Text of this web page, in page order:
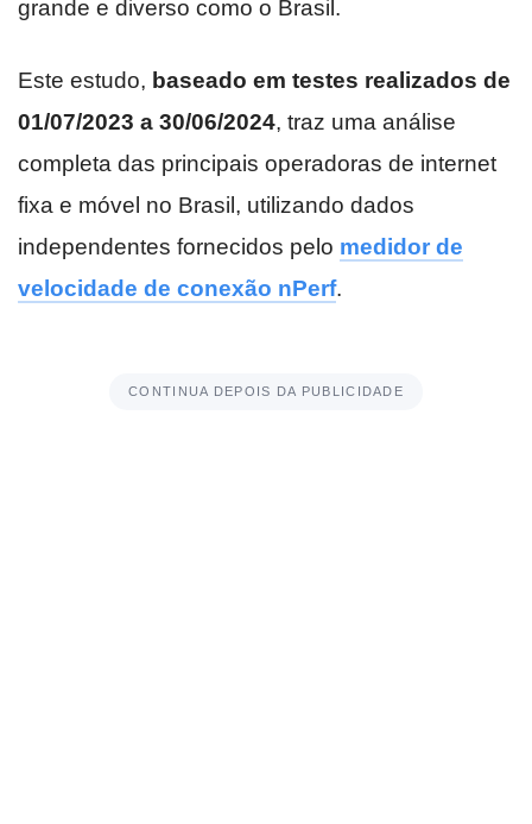
grande e diverso como o Brasil.
Este estudo, baseado em testes realizados de
01/07/2023 a 30/06/2024, traz uma análise
completa das principais operadoras de internet
fixa e móvel no Brasil, utilizando dados
independentes fornecidos pelo medidor de
velocidade de conexão nPerf.
CONTINUA DEPOIS DA PUBLICIDADE